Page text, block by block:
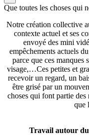
Que toutes les choses qui
Notre création collective
contexte actuel et ses
envoyé des mini
empêchements actuels
parce que ces manques
visage,…Ces petites et
recevoir un regard, un
être grisé par un
choses qui font partie
que
Travail autour